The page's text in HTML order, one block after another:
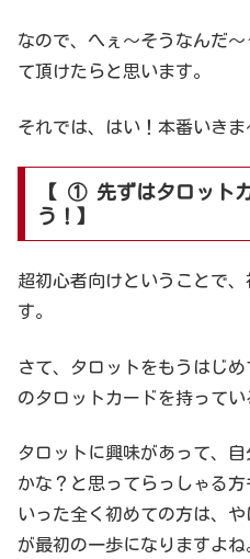
なので、へぇ～そうなんだ
て頂けたらと思います。
それでは、はい！本番いき
【 ① 先ずはタロット
う！】
超初心者向けということで
す。
さて、タロットをもうはじ
のタロットカードを持ってい
タロットに興味があって、
かな？と思ってらっしゃる
いった全く初めての方は、
が最初の一歩になりますよね